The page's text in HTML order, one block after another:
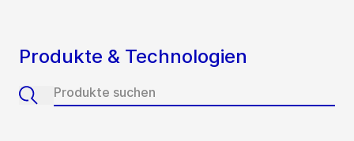
Produkte & Technologien